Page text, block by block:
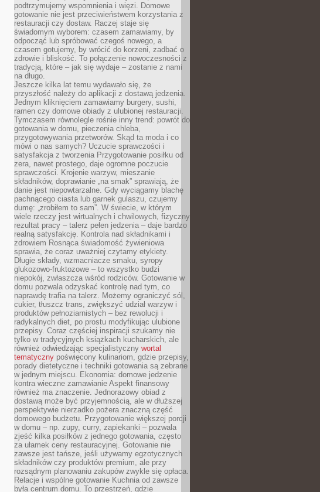
podtrzymujemy wspomnienia i więzi. Domowe
gotowanie nie jest przeciwieństwem korzystania z
restauracji czy dostaw. Raczej staje się
świadomym wyborem: czasem zamawiamy, by
odpocząć lub spróbować czegoś nowego, a
czasem gotujemy, by wrócić do korzeni, zadbać o
zdrowie i bliskość. To połączenie nowoczesności z
tradycją, które – jak się wydaje – zostanie z nami
na długo.
Jeszcze kilka lat temu wydawało się, że
przyszłość należy do aplikacji z dostawą jedzenia.
Jednym kliknięciem zamawiamy burgery, sushi,
ramen czy domowe obiady z ulubionej restauracji.
Tymczasem równolegle rośnie inny trend: powrót do
gotowania w domu, pieczenia chleba,
przygotowywania przetworów. Skąd ta moda i co
mówi o nas samych? Uczucie sprawczości i
satysfakcja z tworzenia Przygotowanie posiłku od
zera, nawet prostego, daje ogromne poczucie
sprawczości. Krojenie warzyw, mieszanie
składników, doprawianie „na smak” sprawiają, że
danie jest niepowtarzalne. Gdy wyciągamy blachę
pachnącego ciasta lub garnek gulaszu, czujemy
dumę: „zrobiłem to sam”. W świecie, w którym
wiele rzeczy jest wirtualnych i chwilowych, fizyczny
rezultat pracy – talerz pełen jedzenia – daje bardzo
realną satysfakcję. Kontrola nad składnikami i
zdrowiem Rosnąca świadomość żywieniowa
sprawia, że coraz uważniej czytamy etykiety.
Długie składy, wzmacniacze smaku, syropy
glukozowo-fruktozowe – to wszystko budzi
niepokój, zwłaszcza wśród rodziców. Gotowanie w
domu pozwala odzyskać kontrolę nad tym, co
naprawdę trafia na talerz. Możemy ograniczyć sól,
cukier, tłuszcz trans, zwiększyć udział warzyw i
produktów pełnoziarnistych – bez rewolucji i
radykalnych diet, po prostu modyfikując ulubione
przepisy. Coraz częściej inspiracji szukamy nie
tylko w tradycyjnych książkach kucharskich, ale
również odwiedzając specjalistyczny wortal
tematyczny poświęcony kulinariom, gdzie przepisy,
porady dietetyczne i techniki gotowania są zebrane
w jednym miejscu. Ekonomia: domowe jedzenie
kontra wieczne zamawianie Aspekt finansowy
również ma znaczenie. Jednorazowy obiad z
dostawą może być przyjemnością, ale w dłuższej
perspektywie nierzadko pożera znaczną część
domowego budżetu. Przygotowanie większej porcji
w domu – np. zupy, curry, zapiekanki – pozwala
zjeść kilka posiłków z jednego gotowania, często
za ułamek ceny restauracyjnej. Gotowanie nie
zawsze jest tańsze, jeśli używamy egzotycznych
składników czy produktów premium, ale przy
rozsądnym planowaniu zakupów zwykle się opłaca.
Relacje i wspólne gotowanie Kuchnia od zawsze
była centrum domu. To przestrzeń, gdzie